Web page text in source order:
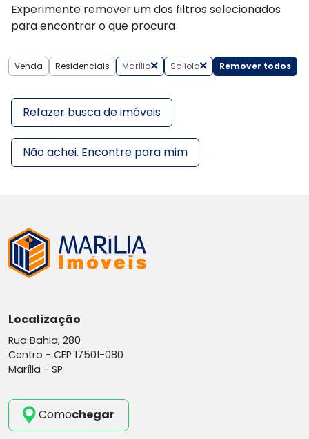
Venda Residenciais Marília Saliola Remover todos
Experimente remover um dos filtros selecionados
para encontrar o que procura
Refazer busca de imóveis
Não achei. Encontre para mim
Localização
Rua Bahia, 280
Centro - CEP 17501-080
Marília - SP
Comochegar